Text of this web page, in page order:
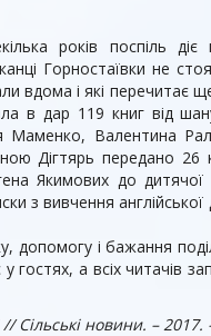
років поспіль діє
Горностаївки не
і які перечитає ще
в дар 119 книг від
Маменко, Ва­лентина
Дігтярь передано 26
Якимових до дитячої
з вивчення
допомогу і бажання
гостях, а всіх читачів
Сільські новини. –